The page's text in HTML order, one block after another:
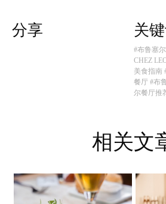
分享 关
#布鲁塞
CHEZ
美食指南
餐厅 #布
尔餐厅推
相关文